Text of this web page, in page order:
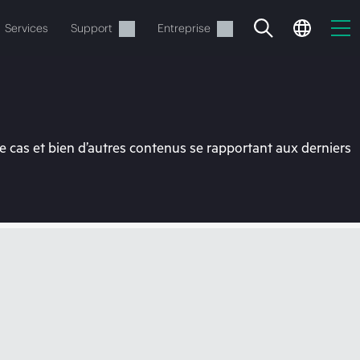
Services Support Entreprise
et bien d’autres contenus se rapportant aux derniers